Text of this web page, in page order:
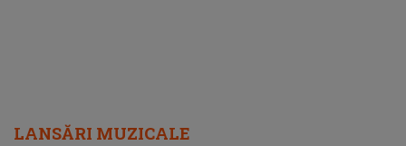
LANSĂRI MUZICALE